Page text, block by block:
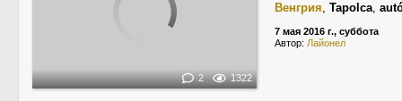
2 1322
Венгрия, Tapolca,
7 мая 2016 г., суббота
Автор: Лайонел